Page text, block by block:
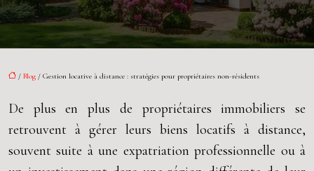
/ Blog / Gestion locative à distance : stratégies pour propriétaires non-résidents
De plus en plus de propriétaires immobiliers se
retrouvent à gérer leurs biens locatifs à distance,
souvent suite à une expatriation professionnelle ou à